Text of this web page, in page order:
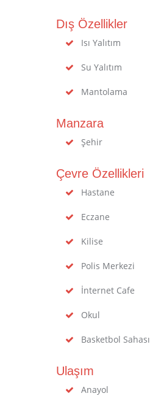
Dış Özellikler
Isı Yalıtım
Su Yalıtım
Mantolama
Manzara
Şehir
Çevre Özellikleri
Hastane
Eczane
Kilise
Polis Merkezi
İnternet Cafe
Okul
Basketbol Sahası
Ulaşım
Anayol